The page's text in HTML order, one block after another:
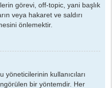
görevi, off-topic, yani başlık
veya hakaret ve saldırı
önlemektir.
yöneticilerinin kullanıcıları
bir yöntemdir. Her